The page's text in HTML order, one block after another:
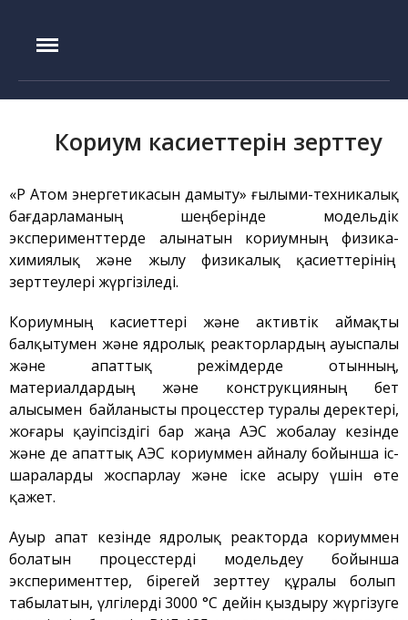
Басты бет
Басшылық
ИГР реакторы
ИВГ.1М реакторы
Токамак КТМ
ЛАВА-Б қондырғысы
ВИКА қондырғысы
EAGLE қондырғысы
ВЧГ-135 стенді
Плазмалық-шоқты
қондырғысы бар стенд
Кешендер
Атом энергетикасын
дамыту
Термоядролық
зерттеуілері
IAE.KZ
Кориум касиеттерін зерттеу
«ҚР Атом энергетикасын дамыту» ғылыми-техникалық
бағдарламаның шеңберінде модельдік
эксперименттерде алынатын кориумның физика-
химиялық және жылу физикалық қасиеттерінің
зерттеулері жүргізіледі.
Кориумның касиеттері және активтік аймақты
балқытумен және ядролық реакторлардың ауыспалы
және апаттық режімдерде отынның,
материалдардың және конструкцияның бет
алысымен байланысты процесстер туралы деректері,
жоғары қауіпсіздігі бар жаңа АЭС жобалау кезінде
және де апаттық АЭС кориуммен айналу бойынша іс-
шараларды жоспарлау және іске асыру үшін өте
қажет.
Ауыр апат кезінде ядролық реакторда кориуммен
болатын процесстерді модельдеу бойынша
эксперименттер, бірегей зерттеу құралы болып
табылатын, үлгілерді 3000 °С дейін қыздыру жүргізуге